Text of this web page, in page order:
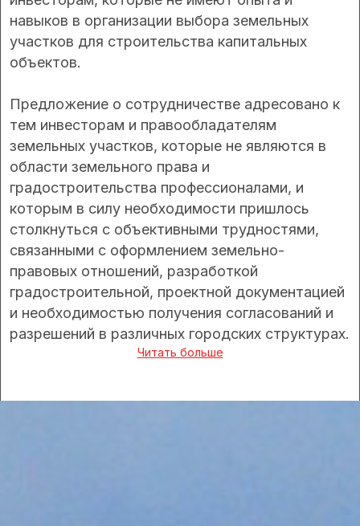
навыков в организации выбора земельных
участков для строительства капитальных
объектов.
Предложение о сотрудничестве адресовано к
тем инвесторам и правообладателям
земельных участков, которые не являются в
области земельного права и
градостроительства профессионалами, и
которым в силу необходимости пришлось
столкнуться с объективными трудностями,
связанными с оформлением земельно-
правовых отношений, разработкой
градостроительной, проектной документацией
и необходимостью получения согласований и
разрешений в различных городских структурах.
Читать больше